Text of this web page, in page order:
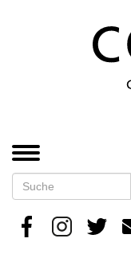
Search
Suche